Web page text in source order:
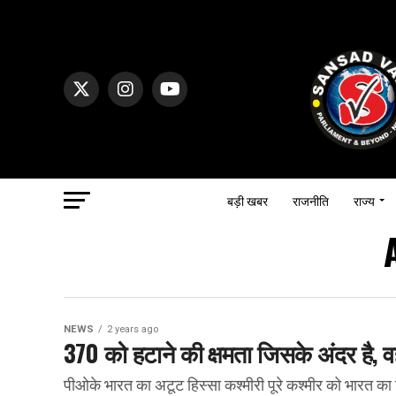
बड़ी खबर राजनीति राज्य
NEWS 2 years ago
370 को हटाने की क्षमता जिसके अंदर है,
पीओके भारत का अटूट हिस्सा कश्मीरी पूरे कश्मीर को भारत